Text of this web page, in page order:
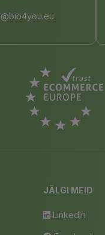
JÄLGI MEID
LinkedIn